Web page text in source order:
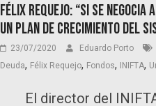
Félix Requejo: “Si se
un plan de crecimiento del
23/07/2020 Eduardo Porto
Deuda, Félix Requejo, Fondos, INIFTA,
El director del